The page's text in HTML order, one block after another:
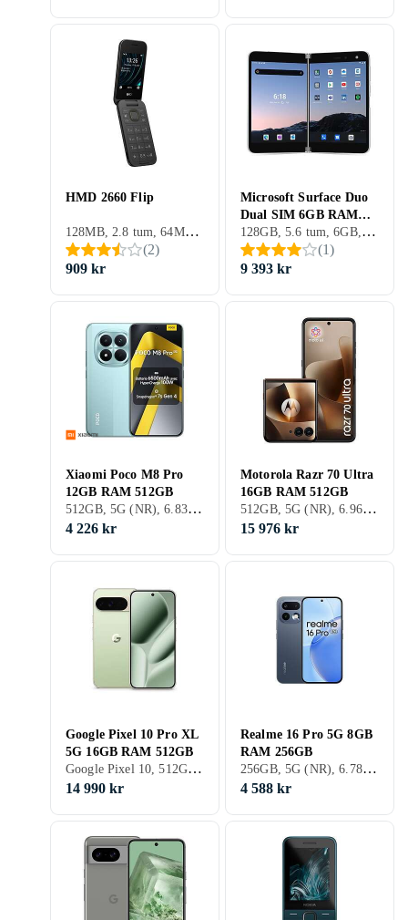
HMD 2660 Flip
128MB, 2.8 tum, 64MB, 2025
(2)
909 kr
Microsoft Surface Duo
Dual SIM 6GB RAM
128GB
128GB, 5.6 tum, 6GB, 2020
(1)
9 393 kr
Xiaomi Poco M8 Pro
12GB RAM 512GB
512GB, 5G (NR), 6.83 tum, 12GB, 2026
4 226 kr
Motorola Razr 70 Ultra
16GB RAM 512GB
512GB, 5G (NR), 6.96 tum, 16GB
15 976 kr
Google Pixel 10 Pro XL
5G 16GB RAM 512GB
Google Pixel 10, 512GB, 5G (NR), 6.8 tum, 16GB, 2025
14 990 kr
Realme 16 Pro 5G 8GB
RAM 256GB
256GB, 5G (NR), 6.78 tum, 8GB
4 588 kr